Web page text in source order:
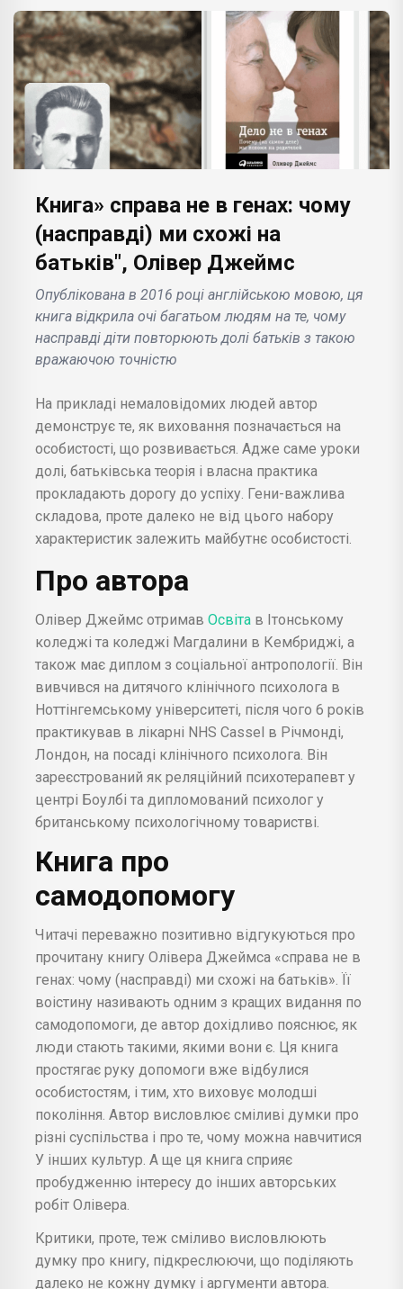
Книга» справа не в генах: чому
(насправді) ми схожі на
батьків", Олівер Джеймс
Опублікована в 2016 році англійською мовою, ця
книга відкрила очі багатьом людям на те, чому
насправді діти повторюють долі батьків з такою
вражаючою точністю
На прикладі немаловідомих людей автор
демонструє те, як виховання позначається на
особистості, що розвивається. Адже саме уроки
долі, батьківська теорія і власна практика
прокладають дорогу до успіху. Гени-важлива
складова, проте далеко не від цього набору
характеристик залежить майбутнє особистості.
Про автора
Олівер Джеймс отримав Освіта в Ітонському
коледжі та коледжі Магдалини в Кембриджі, а
також має диплом з соціальної антропології. Він
вивчився на дитячого клінічного психолога в
Ноттінгемському університеті, після чого 6 років
практикував в лікарні NHS Cassel в Річмонді,
Лондон, на посаді клінічного психолога. Він
зареєстрований як реляційний психотерапевт у
центрі Боулбі та дипломований психолог у
британському психологічному товаристві.
Книга про
самодопомогу
Читачі переважно позитивно відгукуються про
прочитану книгу Олівера Джеймса «справа не в
генах: чому (насправді) ми схожі на батьків». Її
воістину називають одним з кращих видання по
самодопомоги, де автор дохідливо пояснює, як
люди стають такими, якими вони є. Ця книга
простягає руку допомоги вже відбулися
особистостям, і тим, хто виховує молодші
покоління. Автор висловлює сміливі думки про
різні суспільства і про те, чому можна навчитися
У інших культур. А ще ця книга сприяє
пробудженню інтересу до інших авторських
робіт Олівера.
Критики, проте, теж сміливо висловлюють
думку про книгу, підкреслюючи, що поділяють
далеко не кожну думку і аргументи автора.